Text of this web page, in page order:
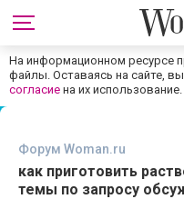
На информационном ресурсе
файлы. Оставаясь на сайте,
согласие на их использование.
Форум Woman.ru
как приготовить
темы по запросу